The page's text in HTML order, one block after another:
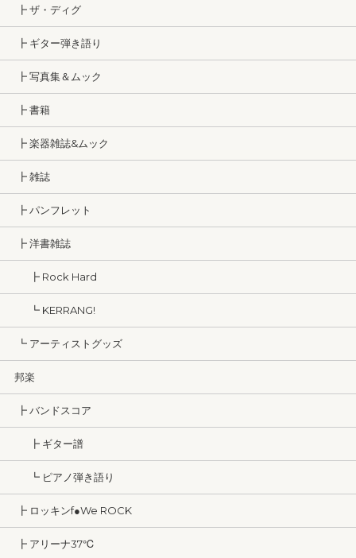
┣ ザ・ディグ
┣ ギター弾き語り
┣ 写真集＆ムック
┣ 書籍
┣ 楽器雑誌&ムック
┣ 雑誌
┣ パンフレット
┣ 洋書雑誌
┣ Rock Hard
┗ KERRANG!
┗ アーティストグッズ
邦楽
┣ バンドスコア
┣ ギター譜
┗ ピアノ弾き語り
┣ ロッキンf●We ROCK
┣ アリーナ37℃